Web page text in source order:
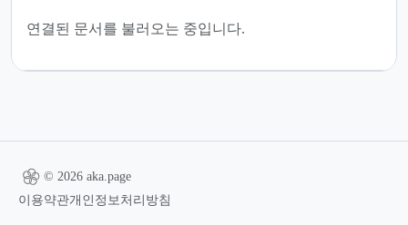
연결된 문서를 불러오는 중입니다.
© 2026 aka.page
이용약관개인정보처리방침